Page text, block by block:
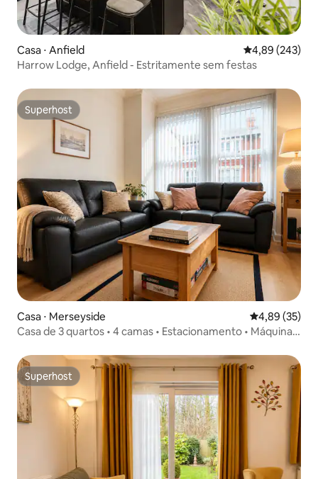
Casa ⋅ Anfield 4,89 de uma
4,89 (243)
Harrow Lodge, Anfield - Estritamente sem festas
Superhost
Superhost
Casa ⋅ Merseyside 4,89 de uma
4,89 (35)
Casa de 3 quartos • 4 camas • Estacionamento • Máquina
Superhost
Superhost